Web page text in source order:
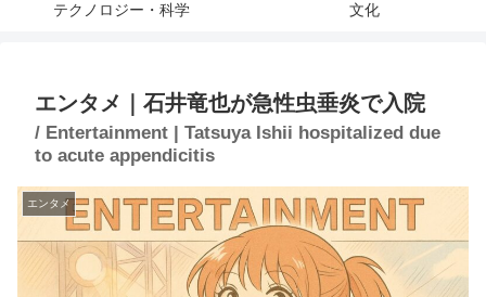
テクノロジー・科学 文化
エンタメ｜石井竜也が急性虫垂炎で入院
/ Entertainment | Tatsuya Ishii hospitalized due
to acute appendicitis
エンタメ